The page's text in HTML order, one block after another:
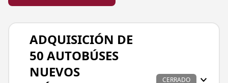
ADQUISICIÓN DE
50 AUTOBÚSES
NUEVOS
CERRADO